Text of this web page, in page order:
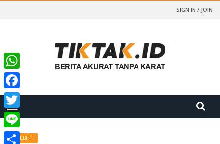
SIGN IN / JOIN
SELEBRITI
WhatsApp
Facebook
Twitter
Line